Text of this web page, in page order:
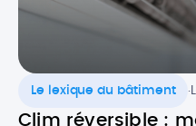
Le lexique du bâtiment
Clim réversible :